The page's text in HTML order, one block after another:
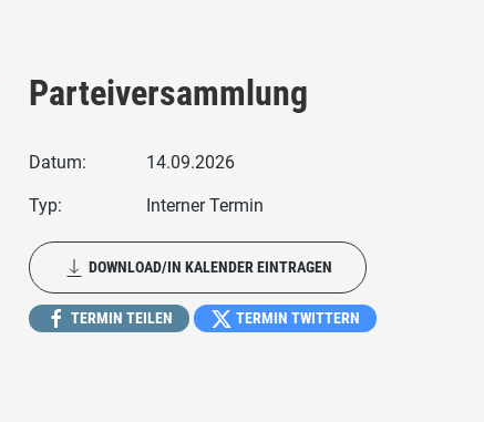
Parteiversammlung
Datum: 14.09.2026
Typ: Interner Termin
DOWNLOAD/IN KALENDER EINTRAGEN
TERMIN TEILEN TERMIN TWITTERN